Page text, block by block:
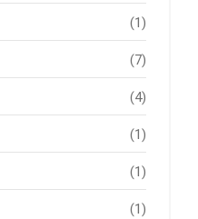
(1)
(7)
(4)
(1)
(1)
(1)